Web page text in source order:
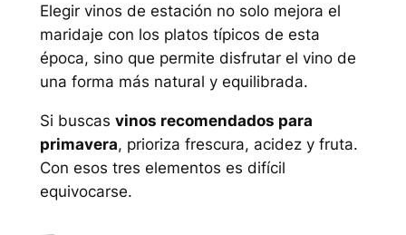
Elegir vinos de estación no solo mejora el
maridaje con los platos típicos de esta
época, sino que permite disfrutar el vino de
una forma más natural y equilibrada.
Si buscas vinos recomendados para
primavera, prioriza frescura, acidez y fruta.
Con esos tres elementos es difícil
equivocarse.